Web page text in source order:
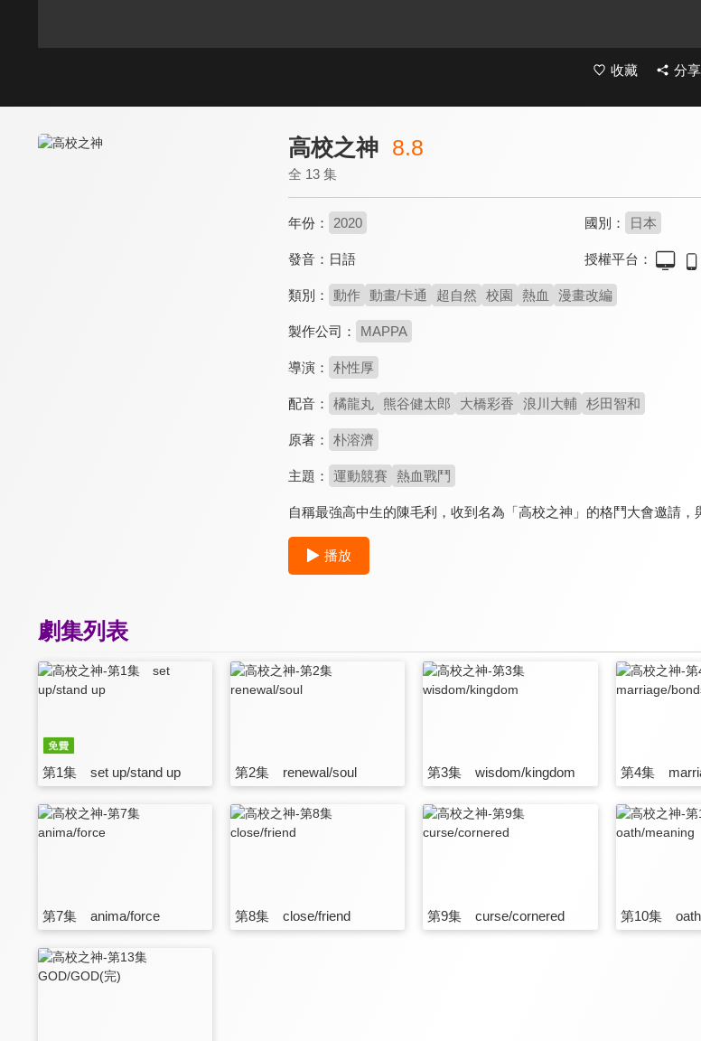
收藏 分享
高校之神 8.8
全 13 集
年份： 2020 國別： 日本
發音： 日語 授權平台：
類別： 動作 動畫/卡通 超自然 校園 熱血 漫畫改編
製作公司： MAPPA
導演： 朴性厚
配音： 橘龍丸 熊谷健太郎 大橋彩香 浪川大輔 杉田智和
原著： 朴溶濟
主題： 運動競賽 熱血戰鬥
自稱最強高中生的陳毛利，收到名為「高校之神」的格鬥大會邀請，
播放
劇集列表
第1集 set up/stand up 第2集 renewal/soul 第3集 wisdom/kingdom 第4集
第7集 anima/force 第8集 close/friend 第9集 curse/cornered 第10集